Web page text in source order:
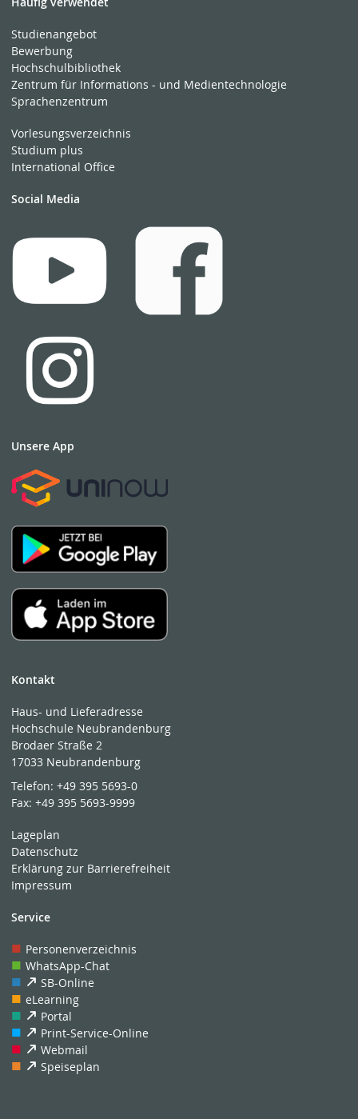
Studienangebot
Bewerbung
Hochschulbibliothek
Zentrum für Informations - und Medientechnologie
Sprachenzentrum
Vorlesungsverzeichnis
Studium plus
International Office
Social Media
Unsere App
Kontakt
Haus- und Lieferadresse
Hochschule Neubrandenburg
Brodaer Straße 2
17033 Neubrandenburg
Telefon:+49 395 5693-0
Fax:+49 395 5693-9999
Lageplan
Datenschutz
Erklärung zur Barrierefreiheit
Impressum
Service
Personenverzeichnis
WhatsApp-Chat
SB-Online
eLearning
Portal
Print-Service-Online
Webmail
Speiseplan